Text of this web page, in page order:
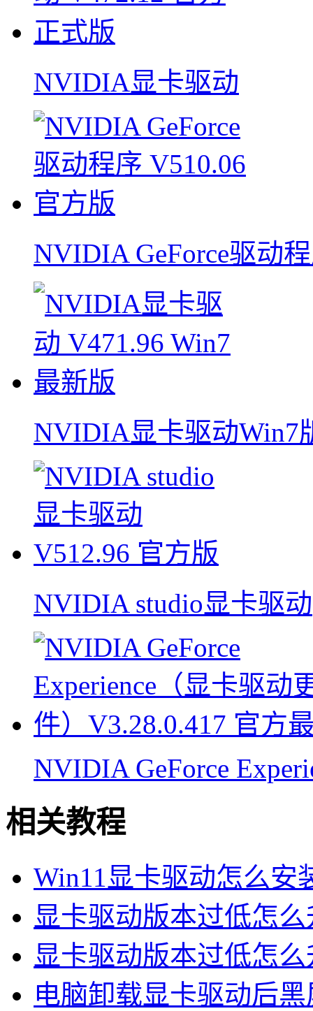
NVIDIA显卡驱动
NVIDIA GeForce驱动
NVIDIA显卡驱动Win7
NVIDIA studio显卡驱动
NVIDIA GeForce
相关教程
Win11显卡驱动怎么安
显卡驱动版本过低怎
显卡驱动版本过低怎
电脑卸载显卡驱动后